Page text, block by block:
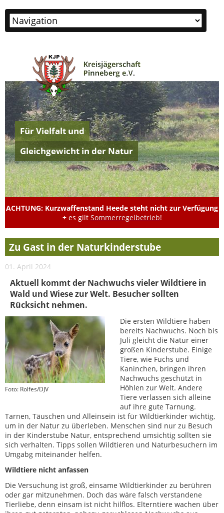
Zielseite
Für Vielfalt und
Gleichgewicht in der Natur
ACHTUNG: Kurzwaffenstand Heede steht nicht zur Verfügung
+ es gilt Sommerregelbetrieb!
Zu Gast in der Naturkinderstube
01. April 2024
Aktuell kommt der Nachwuchs vieler Wildtiere in
Wald und Wiese zur Welt. Besucher sollten
Rücksicht nehmen.
Foto: Rolfes/DJV
Die ersten Wildtiere haben
bereits Nachwuchs. Noch bis
Juli gleicht die Natur einer
großen Kinderstube. Einige
Tiere, wie Fuchs und
Kaninchen, bringen ihren
Nachwuchs geschützt in
Höhlen zur Welt. Andere
Tiere verlassen sich alleine
auf ihre gute Tarnung.
Tarnen, Täuschen und Alleinsein ist für Wildtierkinder wichtig,
um in der Natur zu überleben. Menschen sind nur zu Besuch
in der Kinderstube Natur, entsprechend umsichtig sollten sie
sich verhalten. Tipps sollen Wildtieren und Naturbesuchern im
Umgabg miteinander helfen.
Wildtiere nicht anfassen
Die Versuchung ist groß, einsame Wildtierkinder zu berühren
oder gar mitzunehmen. Doch das wäre falsch verstandene
Tierliebe, denn einsam ist nicht hilflos. Elterntiere wachen über